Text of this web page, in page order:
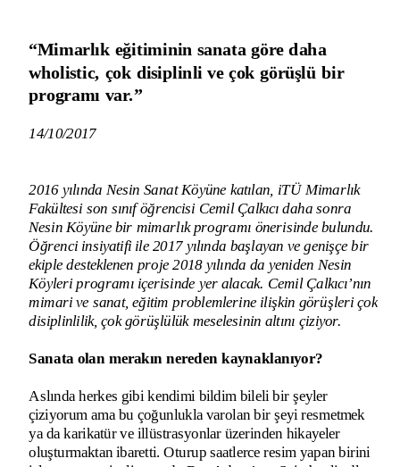
“Mimarlık eğitiminin sanata göre daha
wholistic, çok disiplinli ve çok görüşlü bir
programı var.”
14/10/2017
2016 yılında Nesin Sanat Köyüne katılan, iTÜ Mimarlık
Fakültesi son sınıf öğrencisi Cemil Çalkıcı daha sonra
Nesin Köyüne bir mimarlık programı önerisinde bulundu.
Öğrenci insiyatifi ile 2017 yılında başlayan ve genişçe bir
ekiple desteklenen proje 2018 yılında da yeniden Nesin
Köyleri programı içerisinde yer alacak. Cemil Çalkıcı’nın
mimari ve sanat, eğitim problemlerine ilişkin görüşleri çok
disiplinlilik, çok görüşlülük meselesinin altını çiziyor.
Sanata olan merakın nereden kaynaklanıyor?
Aslında herkes gibi kendimi bildim bileli bir şeyler
çiziyorum ama bu çoğunlukla varolan bir şeyi resmetmek
ya da karikatür ve illüstrasyonlar üzerinden hikayeler
oluşturmaktan ibaretti. Oturup saatlerce resim yapan birini